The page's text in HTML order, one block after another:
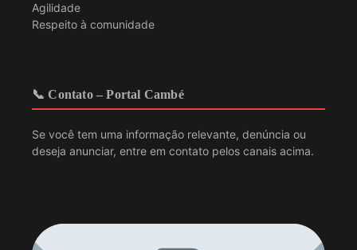
Agilidade
Respeito à comunidade
📞 Contato – Portal Cambé
Se você tem uma informação relevante, denúncia ou
deseja anunciar, entre em contato pelos canais acima.